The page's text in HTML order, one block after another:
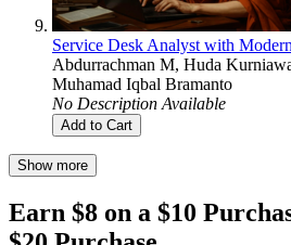
Service Desk Analyst with
Abdurrachman M, Huda
Muhamad Iqbal Bramanto
No Description Available
Add to Cart
Show more
Earn $8 on a $10